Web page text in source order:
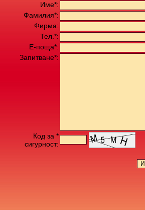
Име*:
Фамилия*:
Фирма:
Тел.*:
Е-поща*:
Запитване*:
Код за *
сигурност: